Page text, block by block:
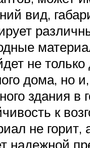
вид,
не только
дома, но
здания в
к
не горит,
надежной